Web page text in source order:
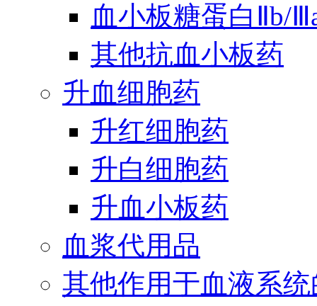
血小板糖蛋白Ⅱb/
其他抗血小板药
升血细胞药
升红细胞药
升白细胞药
升血小板药
血浆代用品
其他作用于血液系